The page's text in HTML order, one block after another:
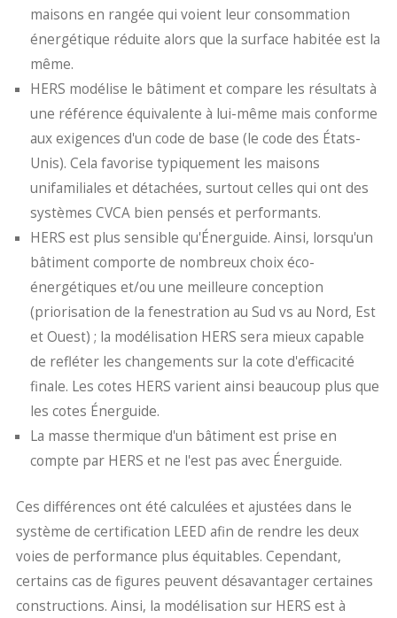
maisons en rangée qui voient leur consommation
énergétique réduite alors que la surface habitée est la
même.
HERS modélise le bâtiment et compare les résultats à
une référence équivalente à lui-même mais conforme
aux exigences d'un code de base (le code des États-
Unis). Cela favorise typiquement les maisons
unifamiliales et détachées, surtout celles qui ont des
systèmes CVCA bien pensés et performants.
HERS est plus sensible qu'Énerguide. Ainsi, lorsqu'un
bâtiment comporte de nombreux choix éco-
énergétiques et/ou une meilleure conception
(priorisation de la fenestration au Sud vs au Nord, Est
et Ouest) ; la modélisation HERS sera mieux capable
de refléter les changements sur la cote d'efficacité
finale. Les cotes HERS varient ainsi beaucoup plus que
les cotes Énerguide.
La masse thermique d'un bâtiment est prise en
compte par HERS et ne l'est pas avec Énerguide.
Ces différences ont été calculées et ajustées dans le
système de certification LEED afin de rendre les deux
voies de performance plus équitables. Cependant,
certains cas de figures peuvent désavantager certaines
constructions. Ainsi, la modélisation sur HERS est à